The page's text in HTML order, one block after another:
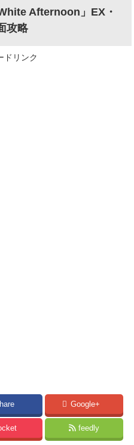
Afternoon」EX・
攻略
ドリンク
Google+
feedly